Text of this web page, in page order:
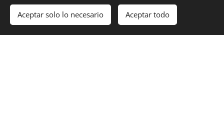
Aceptar solo lo necesario Aceptar todo